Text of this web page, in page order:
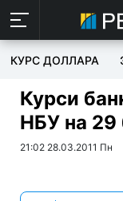
КУРС ДОЛЛАРА
Курси
НБУ на 29
21:02 28.03.2011 Пн